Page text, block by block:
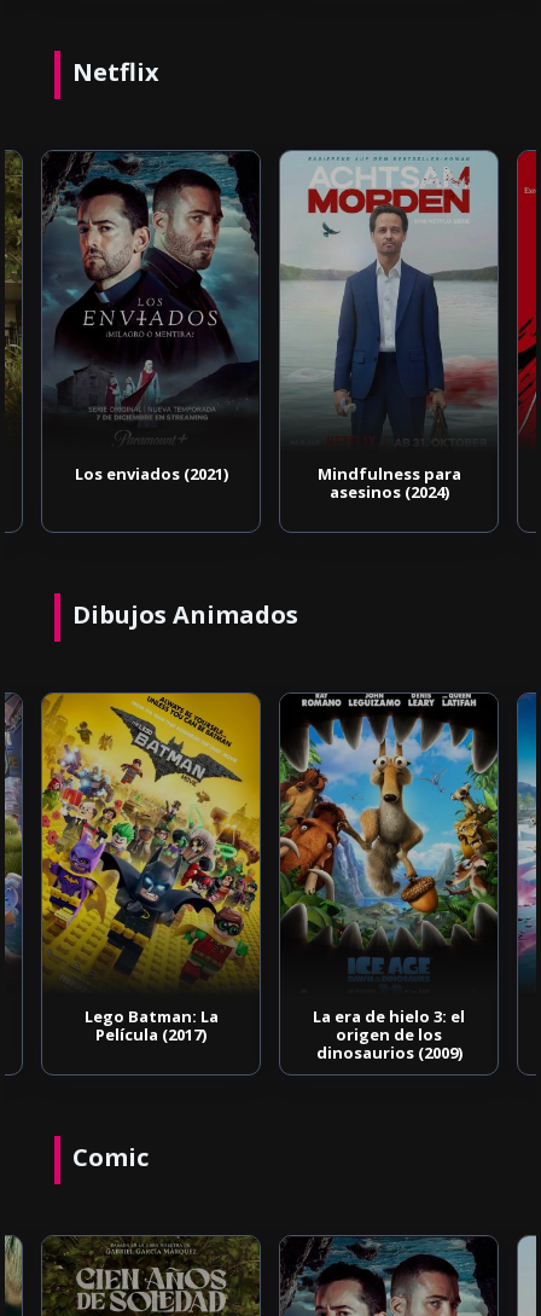
Netflix
Los enviados (2021)
Mindfulness para
asesinos (2024)
Dibujos Animados
Lego Batman: La
Película (2017)
La era de hielo 3: el
origen de los
dinosaurios (2009)
Comic